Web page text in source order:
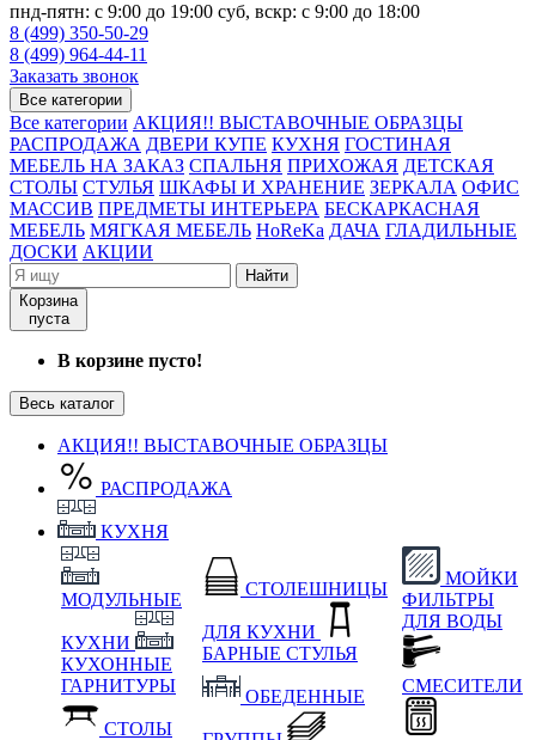
пнд-пятн: с 9:00 до 19:00 суб, вскр: с 9:00 до 18:00
8 (499) 350-50-29
8 (499) 964-44-11
Заказать звонок
Все категории
Все категории АКЦИЯ!! ВЫСТАВОЧНЫЕ ОБРАЗЦЫ
РАСПРОДАЖА ДВЕРИ КУПЕ КУХНЯ ГОСТИНАЯ
МЕБЕЛЬ НА ЗАКАЗ СПАЛЬНЯ ПРИХОЖАЯ ДЕТСКАЯ
СТОЛЫ СТУЛЬЯ ШКАФЫ И ХРАНЕНИЕ ЗЕРКАЛА ОФИС
МАССИВ ПРЕДМЕТЫ ИНТЕРЬЕРА БЕСКАРКАСНАЯ
МЕБЕЛЬ МЯГКАЯ МЕБЕЛЬ HoReKa ДАЧА ГЛАДИЛЬНЫЕ
ДОСКИ АКЦИИ
Найти
Корзина
пуста
В корзине пусто!
Весь каталог
АКЦИЯ!! ВЫСТАВОЧНЫЕ ОБРАЗЦЫ
РАСПРОДАЖА
КУХНЯ
МОДУЛЬНЫЕ
КУХНИ
КУХОННЫЕ
ГАРНИТУРЫ
СТОЛЫ
СТОЛЕШНИЦЫ
ДЛЯ КУХНИ
БАРНЫЕ СТУЛЬЯ
ОБЕДЕННЫЕ
МОЙКИ
ФИЛЬТРЫ
ДЛЯ ВОДЫ
СМЕСИТЕЛИ